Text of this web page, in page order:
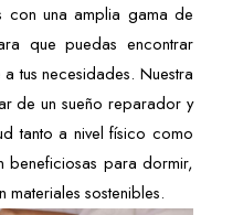
con una amplia gama de
que puedas encontrar
tus necesidades. Nuestra
de un sueño reparador y
tanto a nivel físico como
beneficiosas para dormir,
sostenibles.